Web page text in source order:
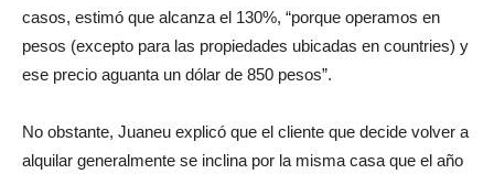
casos, estimó que alcanza el 130%, “porque operamos en
pesos (excepto para las propiedades ubicadas en countries) y
ese precio aguanta un dólar de 850 pesos”.
No obstante, Juaneu explicó que el cliente que decide volver a
alquilar generalmente se inclina por la misma casa que el año